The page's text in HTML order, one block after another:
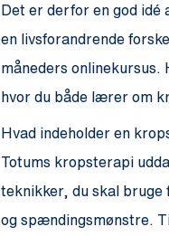
Det er derfor en god idé
en livsforandrende
måneders onlinekursus.
hvor du både lærer om
Hvad indeholder en
Totums kropsterapi
teknikker, du skal
og spændingsmønstre.